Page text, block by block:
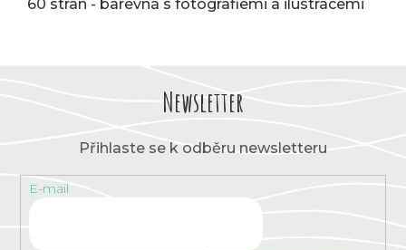
60 stran - barevná s fotografiemi a ilustracemi
Newsletter
Přihlaste se k odběru newsletteru
E-mail